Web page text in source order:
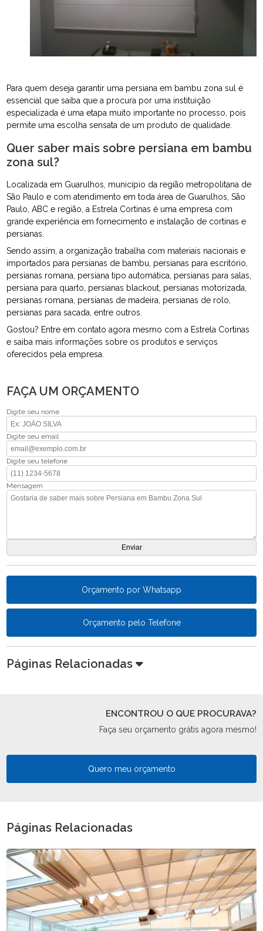
Para quem deseja garantir uma persiana em bambu zona sul é
essencial que saiba que a procura por uma instituição
especializada é uma etapa muito importante no processo, pois
permite uma escolha sensata de um produto de qualidade.
Quer saber mais sobre persiana em bambu
zona sul?
Localizada em Guarulhos, município da região metropolitana de
São Paulo e com atendimento em toda área de Guarulhos, São
Paulo, ABC e região, a Estrela Cortinas é uma empresa com
grande experiência em fornecimento e instalação de cortinas e
persianas.
Sendo assim, a organização trabalha com materiais nacionais e
importados para persianas de bambu, persianas para escritório,
persianas romana, persiana tipo automática, persianas para salas,
persiana para quarto, persianas blackout, persianas motorizada,
persianas romana, persianas de madeira, persianas de rolo,
persianas para sacada, entre outros.
Gostou? Entre em contato agora mesmo com a Estrela Cortinas
e saiba mais informações sobre os produtos e serviços
oferecidos pela empresa.
FAÇA UM ORÇAMENTO
Digite seu nome
Digite seu email
Digite seu telefone
Mensagem
Orçamento por Whatsapp
Orçamento pelo Telefone
Páginas Relacionadas
ENCONTROU O QUE PROCURAVA?
Faça seu orçamento grátis agora mesmo!
Quero meu orçamento
Páginas Relacionadas